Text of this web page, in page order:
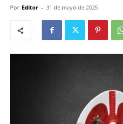
Por Editor - 31 de mayo de 2025